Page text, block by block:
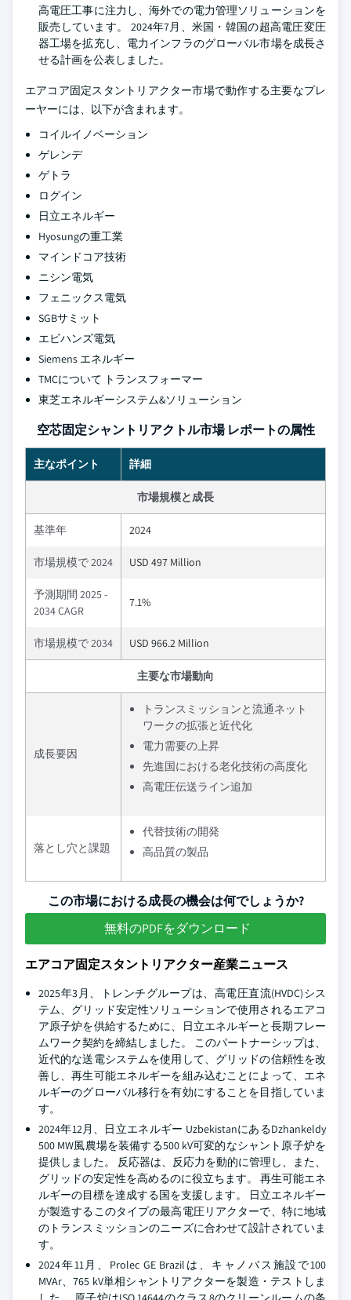
高電圧工事に注力し、海外での電力管理ソリューションを
販売しています。 2024年7月、米国・韓国の超高電圧変圧
器工場を拡充し、電力インフラのグローバル市場を成長さ
せる計画を公表しました。
エアコア固定スタントリアクター市場で動作する主要なプレ
ーヤーには、以下が含まれます。
コイルイノベーション
ゲレンデ
ゲトラ
ログイン
日立エネルギー
Hyosungの重工業
マインドコア技術
ニシン電気
フェニックス電気
SGBサミット
エビハンズ電気
Siemens エネルギー
TMCについて トランスフォーマー
東芝エネルギーシステム&ソリューション
空芯固定シャントリアクトル市場 レポートの属性
主なポイント 詳細
市場規模と成長
基準年 2024
市場規模で 2024 USD 497 Million
予測期間 2025 -
2034 CAGR
7.1%
市場規模で 2034 USD 966.2 Million
主要な市場動向
成長要因
トランスミッションと流通ネット
ワークの拡張と近代化
電力需要の上昇
先進国における老化技術の高度化
高電圧伝送ライン追加
落とし穴と課題
代替技術の開発
高品質の製品
この市場における成長の機会は何でしょうか?
無料のPDFをダウンロード
エアコア固定スタントリアクター産業ニュース
2025年3月、トレンチグループは、高電圧直流(HVDC)シス
テム、グリッド安定性ソリューションで使用されるエアコ
ア原子炉を供給するために、日立エネルギーと長期フレー
ムワーク契約を締結しました。 このパートナーシップは、
近代的な送電システムを使用して、グリッドの信頼性を改
善し、再生可能エネルギーを組み込むことによって、エネ
ルギーのグローバル移行を有効にすることを目指していま
す。
2024年12月、日立エネルギー UzbekistanにあるDzhankeldy
500 MW風農場を装備する500 kV可変的なシャント原子炉を
提供しました。 反応器は、反応力を動的に管理し、また、
グリッドの安定性を高めるのに役立ちます。 再生可能エネ
ルギーの目標を達成する国を支援します。 日立エネルギー
が製造するこのタイプの最高電圧リアクターで、特に地域
のトランスミッションのニーズに合わせて設計されていま
す。
2024年11月、Prolec GE Brazilは、キャノバス施設で100
MVAr、765 kV単相シャントリアクターを製造・テストしま